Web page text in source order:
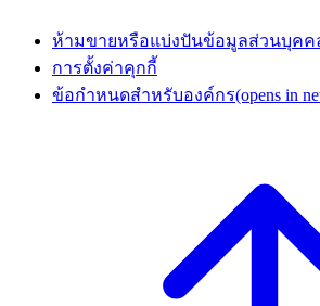
ห้ามขายหรือแบ่งปันข้อมูลส่วนบุค
การตั้งค่าคุกกี้
ข้อกำหนดสำหรับองค์กร(opens in